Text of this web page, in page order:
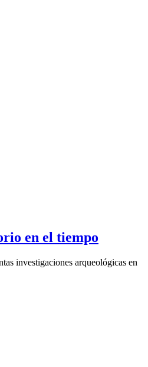
en el tiempo
investigaciones arqueológicas en